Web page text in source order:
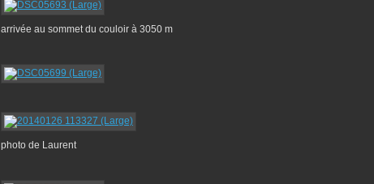
arrivée au sommet du couloir à 3050 m
photo de Laurent